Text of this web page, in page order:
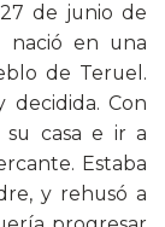
de junio de
nació en una
de Teruel.
decidida. Con
su casa e ir a
Estaba
y rehusó a